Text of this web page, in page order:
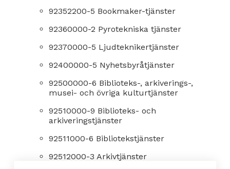
92352200-5 Bookmaker-tjänster
92360000-2 Pyrotekniska tjänster
92370000-5 Ljudteknikertjänster
92400000-5 Nyhetsbyråtjänster
92500000-6 Biblioteks-, arkiverings-,
musei- och övriga kulturtjänster
92510000-9 Biblioteks- och
arkiveringstjänster
92511000-6 Bibliotekstjänster
92512000-3 Arkivtjänster